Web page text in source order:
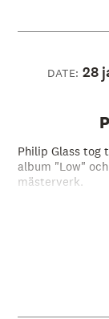
DATE: 28
Philip Glass tog
album "Low"
mästerverk.